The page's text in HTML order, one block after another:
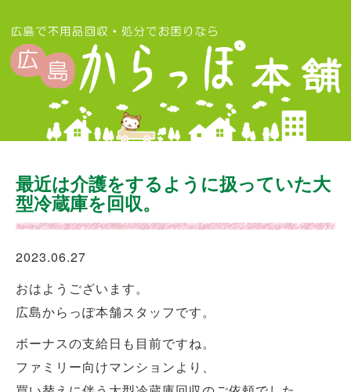
最近は介護をするように扱っていた大
型冷蔵庫を回収。
2023.06.27
おはようございます。
広島からっぽ本舗スタッフです。
ボーナスの支給日も目前ですね。
ファミリー向けマンションより、